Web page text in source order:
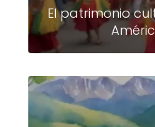
El patrimonio